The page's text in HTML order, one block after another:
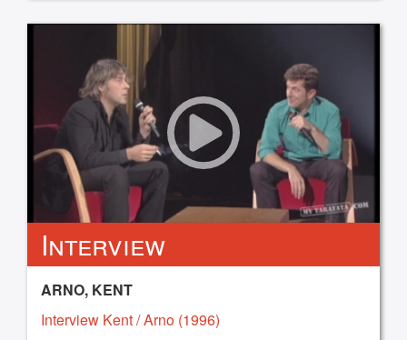
Interview
ARNO, KENT
Interview Kent / Arno (1996)